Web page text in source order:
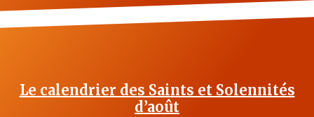
Le calendrier des Saints et Solennités
d’août